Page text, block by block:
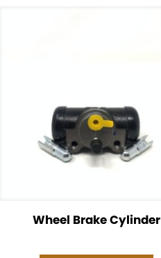
Wheel Brake Cylinder